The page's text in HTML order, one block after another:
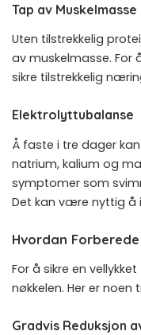
Tap av Muskelmasse
Uten tilstrekkelig
av muskelmasse. For
sikre tilstrekkelig
Elektrolyttubalanse
Å faste i tre dager
natrium, kalium og
symptomer som
Det kan være nyttig å
Hvordan
For å sikre en
nøkkelen. Her er
Gradvis Reduksjon